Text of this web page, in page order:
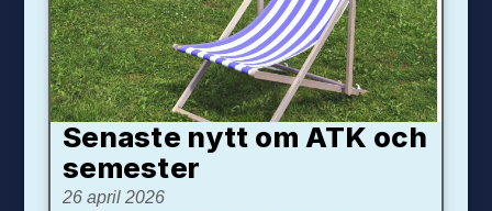
Senaste nytt om ATK och
se­mester
26 april 2026